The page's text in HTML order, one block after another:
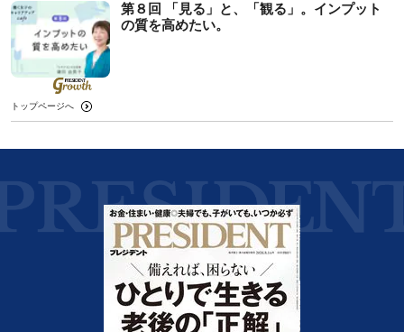
第８回 「見る」と、「観る」。インプット
の質を高めたい。
トップページへ